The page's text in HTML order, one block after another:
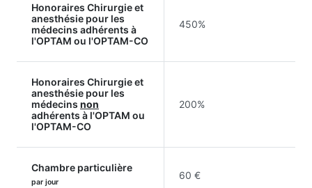
Honoraires Chirurgie et
anesthésie pour les
médecins adhérents à
l'OPTAM ou l'OPTAM-CO
450%
Honoraires Chirurgie et
anesthésie pour les
médecins non
adhérents à l'OPTAM ou
l'OPTAM-CO
200%
Chambre particulière
par jour
60 €